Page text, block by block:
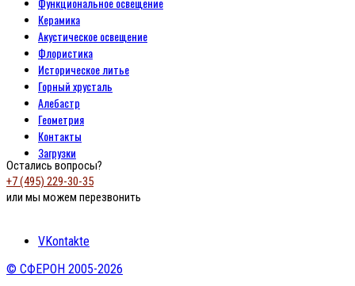
Керамика
Акустическое освещение
Флористика
Историческое литье
Горный хрусталь
Алебастр
Геометрия
Контакты
Загрузки
Остались вопросы?
+7 (495) 229-30-35
или мы можем перезвонить
VKontakte
© СФЕРОН 2005-2026